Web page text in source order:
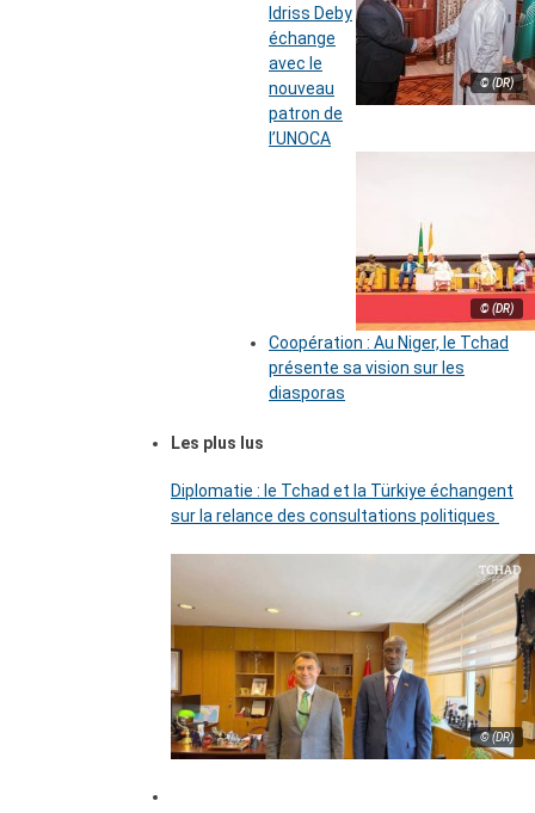
© (DR)
Idriss Deby
échange
avec le
nouveau
patron de
l’UNOCA
© (DR)
Coopération : Au Niger, le Tchad
présente sa vision sur les
diasporas
Les plus lus
Diplomatie : le Tchad et la Türkiye échangent
sur la relance des consultations politiques
© (DR)